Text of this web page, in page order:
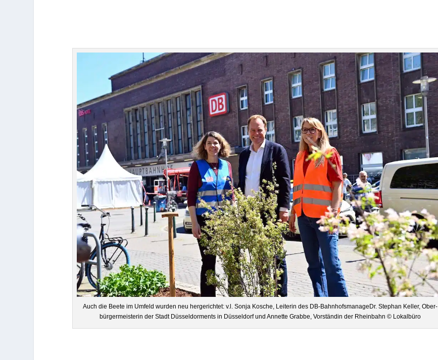
Auch die Beete im Umfeld wur­den neu her­ge­rich­tet: v.l. Sonja Kosche, Lei­te­rin des DB-Bahn­hofs­ma­na­geDr. Ste­phan Kel­ler, Ober­
bür­ger­meis­te­rin der Stadt Düs­sel­dorm­ents in Düs­sel­dorf und Annette Grabbe, Vor­stän­din der Rhein­bahn © Lokalbüro